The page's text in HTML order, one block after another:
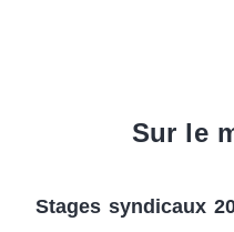
Sur le
Stages syndicaux